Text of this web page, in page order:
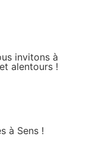
invitons à
alentours !
à Sens !